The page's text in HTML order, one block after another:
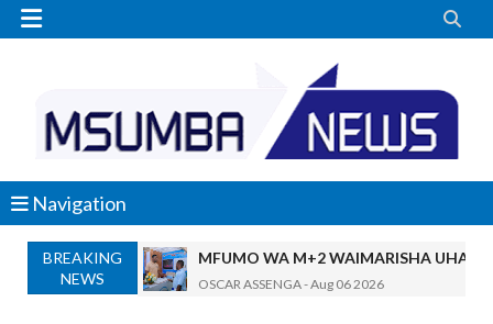
 
Navigation
BREAKING
NEWS
MFUMO WA M+2 WAIMARISHA
OSCAR ASSENGA-Aug 06 2026